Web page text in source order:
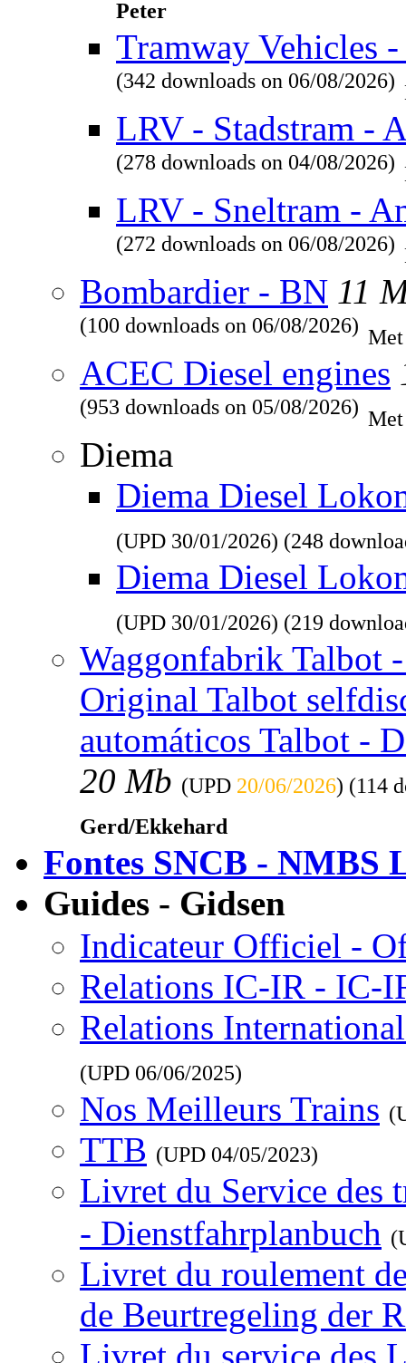
Peter
Tramway Vehicles
(342 downloads on 06/08/2026)
LRV - Stadstram -
(278 downloads on 04/08/2026)
LRV - Sneltram -
(272 downloads on 06/08/2026)
Bombardier - BN 11
(100 downloads on 06/08/2026)
ACEC Diesel engines
(953 downloads on 05/08/2026)
Diema
Diema Diesel
(UPD 30/01/2026) (248
Diema Diesel
(UPD 30/01/2026) (219
Waggonfabrik Talbot
Original Talbot
automáticos Talbot -
20 Mb (UPD 20/06/2026) (114
Gerd/Ekkehard
Fontes SNCB - NMBS
Guides - Gidsen
Indicateur Officiel -
Relations IC-IR - IC-
Relations
(UPD 06/06/2025)
Nos Meilleurs Trains
TTB (UPD 04/05/2023)
Livret du Service des
- Dienstfahrplanbuch
Livret du roulement
de Beurtregeling der